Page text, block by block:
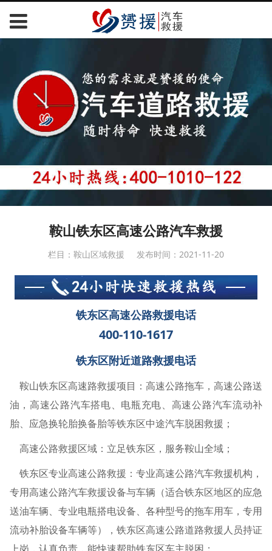
鞍山铁东区高速公路汽车救援
栏目：鞍山区域救援 发布时间：2021-11-20
铁东区高速公路救援电话
400-110-1617
铁东区附近道路救援电话
鞍山铁东区高速路救援项目：高速公路拖车，高速公路送
油，高速公路汽车搭电、电瓶充电、高速公路汽车流动补
胎、应急换轮胎换备胎等铁东区中途汽车脱困救援；
高速公路救援区域：立足铁东区，服务鞍山全域；
铁东区专业高速公路救援：专业高速公路汽车救援机构，
专用高速公路汽车救援设备与车辆（适合铁东区地区的应急
送油车辆、专业电瓶搭电设备、各种型号的拖车用车，专用
流动补胎设备车辆等），铁东区高速公路道路救援人员持证